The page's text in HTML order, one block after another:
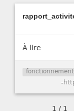
À lire
fonctionnement
-
1 / 1